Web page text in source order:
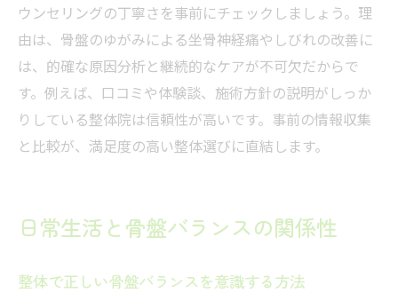
ウンセリングの丁寧さを事前にチェックしましょう。理
由は、骨盤のゆがみによる坐骨神経痛やしびれの改善に
は、的確な原因分析と継続的なケアが不可欠だからで
す。例えば、口コミや体験談、施術方針の説明がしっか
りしている整体院は信頼性が高いです。事前の情報収集
と比較が、満足度の高い整体選びに直結します。
日常生活と骨盤バランスの関係性
整体で正しい骨盤バランスを意識する方法